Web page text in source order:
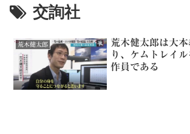
交詢社
荒木健太郎
荒木健太郎は大
り、ケムトレイ
作員である